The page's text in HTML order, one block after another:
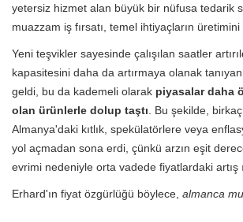
yetersiz hizmet alan büyük bir nüfusa tedarik
muazzam iş fırsatı, temel ihtiyaçların üretimini
Yeni teşvikler sayesinde çalışılan saatler
kapasitesini daha da artırmaya olanak
geldi, bu da kademeli olarak piyasalar daha
olan ürünlerle dolup taştı . Bu şekilde,
Almanya'daki kıtlık, spekülatörlere veya
yol açmadan sona erdi, çünkü arzın eşit
evrimi nedeniyle orta vadede fiyatlardaki artış
Erhard'ın fiyat özgürlüğü böylece, almanca